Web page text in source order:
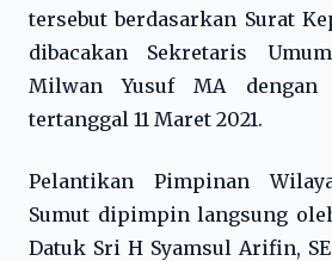
tersebut berdasarkan Surat
dibacakan Sekretaris
Milwan Yusuf MA dengan
tertanggal 11 Maret 2021.
Pelantikan Pimpinan
Sumut dipimpin langsung
Datuk Sri H Syamsul Arifin,